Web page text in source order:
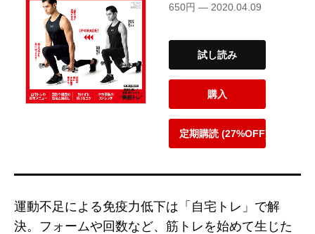
650円 — 2020.04.09
試し読み
購入
定期購読 (27%OFF)
運動不足による免疫力低下は「自宅トレ」で解
決。フォームや回数など、筋トレを始めて生じた